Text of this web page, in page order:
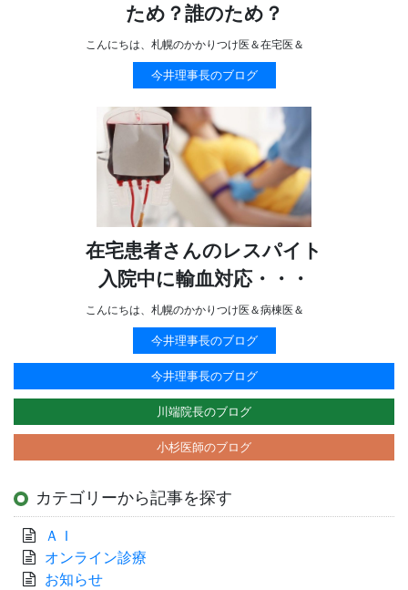
ため？誰のため？
こんにちは、札幌のかかりつけ医＆在宅医＆
今井理事長のブログ
在宅患者さんのレスパイト
入院中に輸血対応・・・
こんにちは、札幌のかかりつけ医＆病棟医＆
今井理事長のブログ
今井理事長のブログ
川端院長のブログ
小杉医師のブログ
カテゴリーから記事を探す
ＡＩ
オンライン診療
お知らせ